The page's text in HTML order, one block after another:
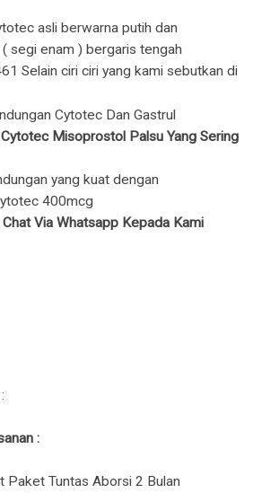
asli berwarna putih dan
segi enam ) bergaris tengah
Selain ciri ciri yang kami sebutkan di
Misoprostol Palsu Yang Sering
Via Whatsapp Kepada Kami
:
Paket Tuntas Aborsi 2 Bulan